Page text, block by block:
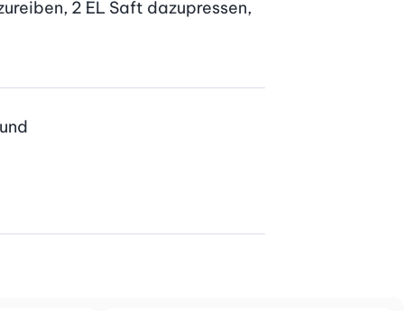
2 EL Saft dazupressen,